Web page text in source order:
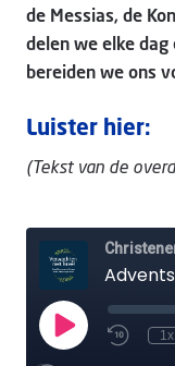
de Messias, de
delen we elke
bereiden we ons
Luister hier:
(Tekst van de